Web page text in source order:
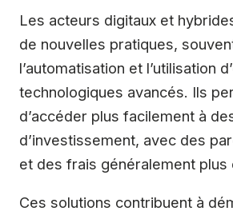
Les acteurs digitaux et
de nouvelles pratiques,
l’automatisation et l’utilisation
technologiques avancés. Ils
d’accéder plus facilement à
d’investissement, avec des
et des frais généralement plus
Ces solutions contribuent à